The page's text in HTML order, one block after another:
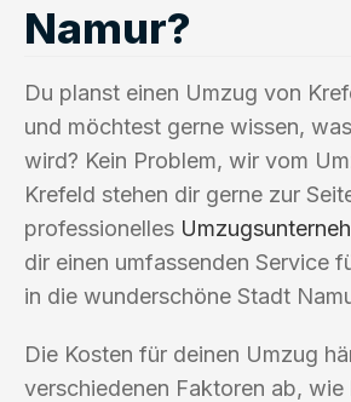
Namur?
Du planst einen Umzug von
und möchtest gerne wissen,
wird? Kein Problem, wir vom
Krefeld stehen dir gerne zur
professionelles
dir einen umfassenden Service
in die wunderschöne Stadt
Die Kosten für deinen Umzug
verschiedenen Faktoren ab,